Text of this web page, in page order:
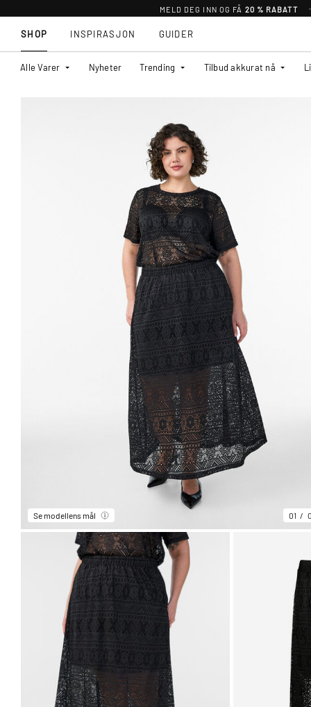
MELD DEG INN OG FÅ 20 % RABATT
SHOP
Alle Varer Nyheter Trending Tilbud akkurat nå
INSPIRASJON GUIDER
Se modellens mål 01